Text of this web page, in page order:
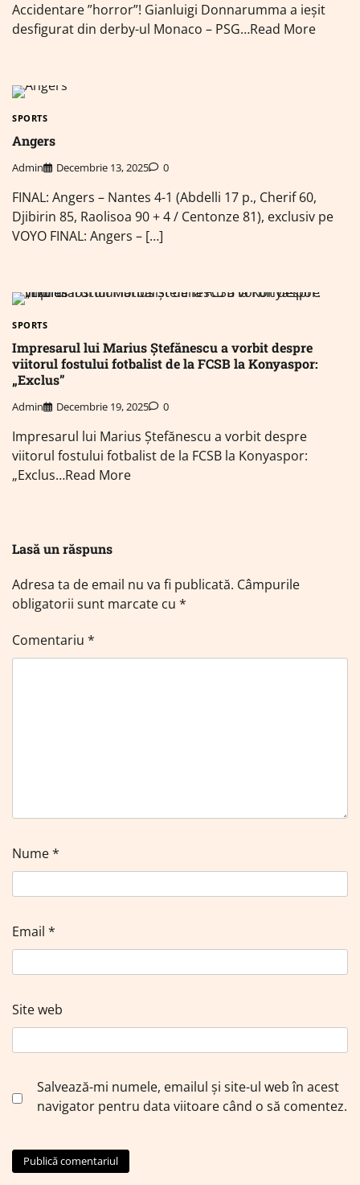
Accidentare ”horror”! Gianluigi Donnarumma a ieșit
desfigurat din derby-ul Monaco – PSG…Read More
SPORTS
Angers
Admin Decembrie 13, 2025 0
FINAL: Angers – Nantes 4-1 (Abdelli 17 p., Cherif 60,
Djibirin 85, Raolisoa 90 + 4 / Centonze 81), exclusiv pe
VOYO FINAL: Angers – […]
SPORTS
Impresarul lui Marius Ștefănescu a vorbit despre
viitorul fostului fotbalist de la FCSB la Konyaspor:
„Exclus”
Admin Decembrie 19, 2025 0
Impresarul lui Marius Ștefănescu a vorbit despre
viitorul fostului fotbalist de la FCSB la Konyaspor:
„Exclus…Read More
Lasă un răspuns
Adresa ta de email nu va fi publicată. Câmpurile
obligatorii sunt marcate cu *
Comentariu *
Nume*
Email *
Site web
Salvează-mi numele, emailul și site-ul web în acest
navigator pentru data viitoare când o să comentez.